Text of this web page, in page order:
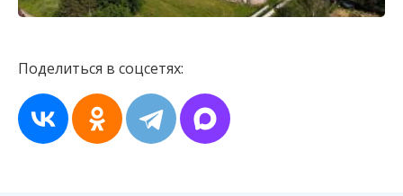
Поделиться в соцсетях: